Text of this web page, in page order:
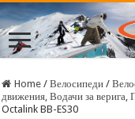
Home / Велосипеди /
движения, Водачи за верига,
Octalink BB-ES30